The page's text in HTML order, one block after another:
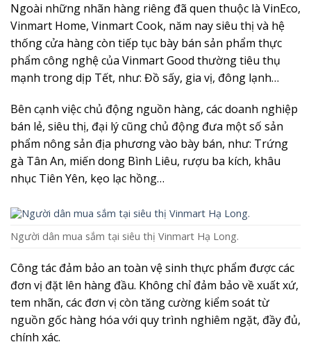
Ngoài những nhãn hàng riêng đã quen thuộc là VinEco,
Vinmart Home, Vinmart Cook, năm nay siêu thị và hệ
thống cửa hàng còn tiếp tục bày bán sản phẩm thực
phẩm công nghệ của Vinmart Good thường tiêu thụ
mạnh trong dịp Tết, như: Đồ sấy, gia vị, đông lạnh…
Bên cạnh việc chủ động nguồn hàng, các doanh nghiệp
bán lẻ, siêu thị, đại lý cũng chủ động đưa một số sản
phẩm nông sản địa phương vào bày bán, như: Trứng
gà Tân An, miến dong Bình Liêu, rượu ba kích, khâu
nhục Tiên Yên, kẹo lạc hồng…
Người dân mua sắm tại siêu thị Vinmart Hạ Long.
Công tác đảm bảo an toàn vệ sinh thực phẩm được các
đơn vị đặt lên hàng đầu. Không chỉ đảm bảo về xuất xứ,
tem nhãn, các đơn vị còn tăng cường kiểm soát từ
nguồn gốc hàng hóa với quy trình nghiêm ngặt, đầy đủ,
chính xác.